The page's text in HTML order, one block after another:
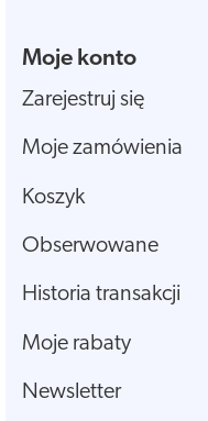
Moje konto
Zarejestruj się
Moje zamówienia
Koszyk
Obserwowane
Historia transakcji
Moje rabaty
Newsletter